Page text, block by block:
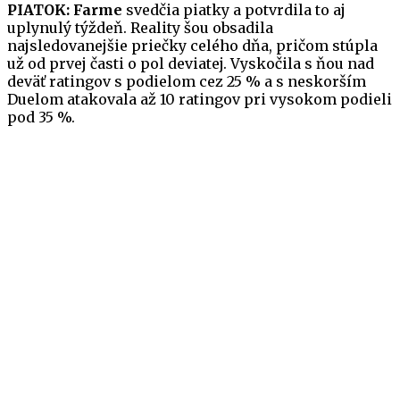
PIATOK: Farme svedčia piatky a potvrdila to aj
uplynulý týždeň. Reality šou obsadila
najsledovanejšie priečky celého dňa, pričom stúpla
už od prvej časti o pol deviatej. Vyskočila s ňou nad
deväť ratingov s podielom cez 25 % a s neskorším
Duelom atakovala až 10 ratingov pri vysokom podieli
pod 35 %.